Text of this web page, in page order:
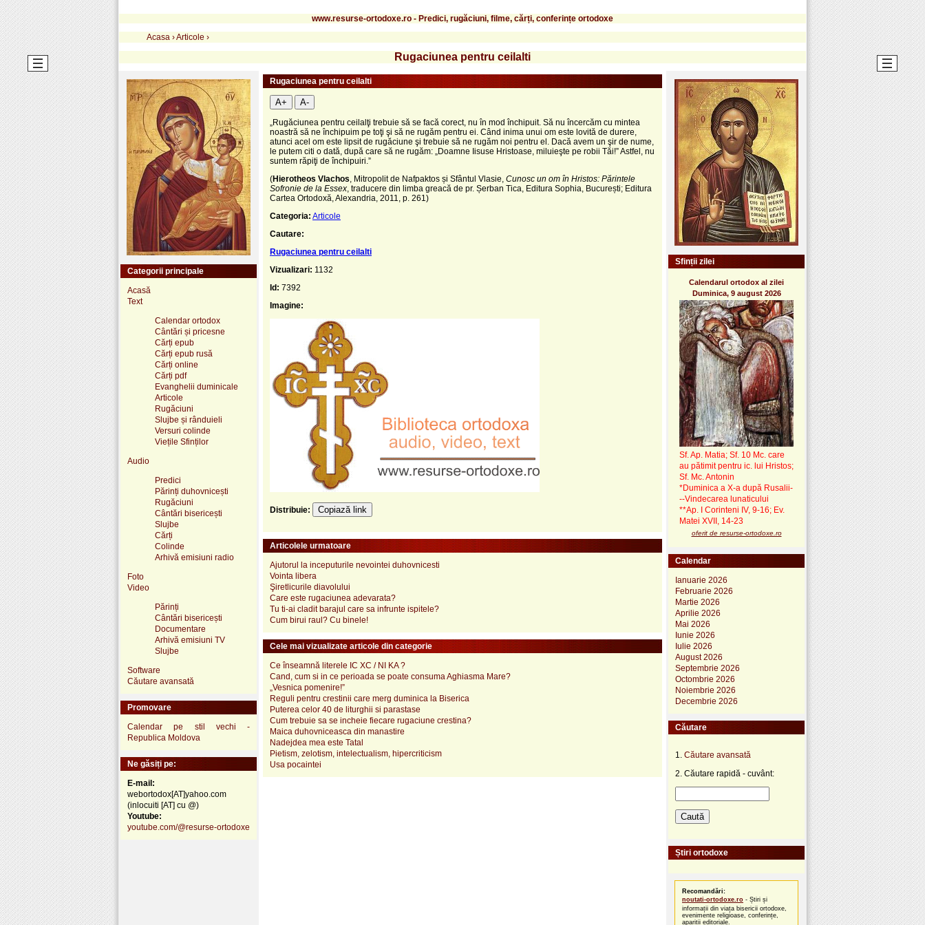
www.resurse-ortodoxe.ro - Predici, rugăciuni, filme, cărți, conferințe ortodoxe
Acasa ›Articole ›
Rugaciunea pentru ceilalti
Rugaciunea pentru ceilalti
A+ A-
„Rugăciunea pentru ceilalţi trebuie să se facă corect, nu în mod închi­puit. Să nu încercăm cu mintea
noastră să ne închipuim pe toţi şi să ne rugăm pentru ei. Când inima unui om este lovită de durere,
atunci acel om este lipsit de rugăciune şi trebuie să ne rugăm noi pentru el. Dacă avem un şir de nume,
le putem citi o dată, după care să ne rugăm: „Doamne Iisuse Hristoase, miluieşte pe robii Tăi!” Astfel, nu
suntem răpiţi de închipuiri.”
(Hierotheos Vlachos , Mitropolit de Nafpaktos și Sfântul Vlasie, Cunosc un om în Hristos: Părintele
Sofronie de la Essex , traducere din limba greacă de pr. Șerban Tica, Editura Sophia, București; Editura
Cartea Ortodoxă, Alexandria, 2011, p. 261)
Categoria: Articole
Cautare:
Rugaciunea pentru ceilalti
Vizualizari: 1132
Id: 7392
Imagine:
Distribuie: Copiază link
Articolele urmatoare
Ajutorul la inceputurile nevointei duhovnicesti
Vointa libera
Şiretlicurile diavolului
Care este rugaciunea adevarata?
Tu ti-ai cladit barajul care sa infrunte ispitele?
Cum birui raul? Cu binele!
Cele mai vizualizate articole din categorie
Ce înseamnă literele IC XC / NI KA ?
Cand, cum si in ce perioada se poate consuma Aghiasma Mare?
„Vesnica pomenire!”
Reguli pentru crestinii care merg duminica la Biserica
Puterea celor 40 de liturghii si parastase
Cum trebuie sa se incheie fiecare rugaciune crestina?
Maica duhovniceasca din manastire
Nadejdea mea este Tatal
Pietism, zelotism, intelectualism, hipercriticism
Usa pocaintei
Categorii principale
Acasă
Text
Calendar ortodox
Cântări și pricesne
Cărți epub
Cărți epub rusă
Cărți online
Cărți pdf
Evanghelii duminicale
Articole
Rugăciuni
Slujbe și rânduieli
Versuri colinde
Viețile Sfinților
Audio
Predici
Părinți duhovnicești
Rugăciuni
Cântări bisericești
Slujbe
Cărți
Colinde
Arhivă emisiuni radio
Foto
Video
Părinți
Cântări bisericești
Documentare
Arhivă emisiuni TV
Slujbe
Software
Căutare avansată
Promovare
Calendar pe stil vechi -
Republica Moldova
Ne găsiți pe:
E-mail:
webortodox[AT]yahoo.com
(inlocuiti [AT] cu @)
Youtube:
youtube.com/@resurse-ortodoxe
Sfinții zilei
Calendarul ortodox al zilei
Duminica, 9 august 2026
Sf. Ap. Matia; Sf. 10 Mc. care
au pătimit pentru ic. lui Hristos;
Sf. Mc. Antonin
*Duminica a X-a după Rusalii-
--Vindecarea lunaticului
**Ap. I Corinteni IV, 9-16; Ev.
Matei XVII, 14-23
oferit de resurse-ortodoxe.ro
Calendar
Ianuarie 2026
Februarie 2026
Martie 2026
Aprilie 2026
Mai 2026
Iunie 2026
Iulie 2026
August 2026
Septembrie 2026
Octombrie 2026
Noiembrie 2026
Decembrie 2026
Căutare
1. Căutare avansată
2. Căutare rapidă - cuvânt:
Știri ortodoxe
Recomandări:
noutati-ortodoxe.ro - Știri și
informații din viața bisericii ortodoxe,
evenimente religioase, conferințe,
apariții editoriale.